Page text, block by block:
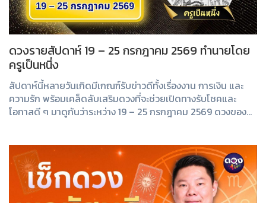
ดวงรายสัปดาห์ 19 – 25 กรกฎาคม 2569 ทำนายโดย
ครูเป็นหนึ่ง
สัปดาห์นี้หลายวันเกิดมีเกณฑ์รับข่าวดีทั้งเรื่องงาน การเงิน และ
ความรัก พร้อมเคล็ดลับเสริมดวงที่จะช่วยเปิดทางรับโชคและ
โอกาสดี ๆ มาดูกันว่าระหว่าง 19 – 25 กรกฎาคม 2569 ดวงของ